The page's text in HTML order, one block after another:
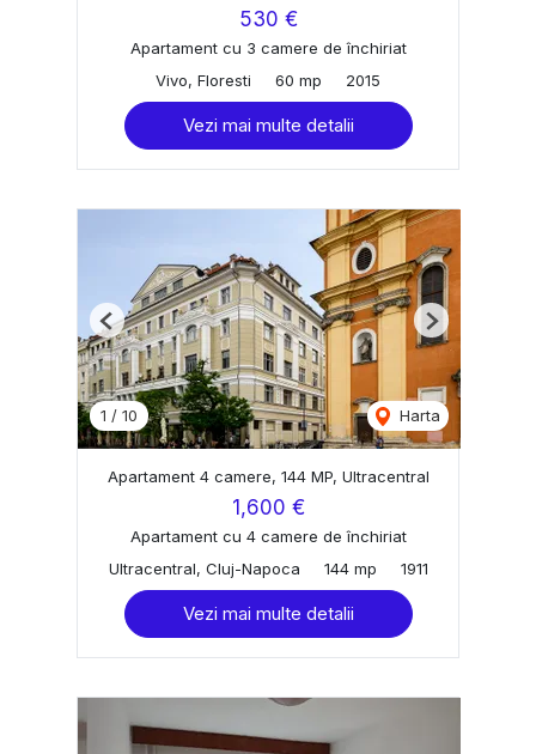
530 €
Apartament cu 3 camere de închiriat
Vivo, Floresti
60 mp 2015
Vezi mai multe detalii
1 / 10 Harta
Previous Next
Apartament 4 camere, 144 MP, Ultracentral
1,600 €
Apartament cu 4 camere de închiriat
Ultracentral, Cluj-Napoca
144 mp 1911
Vezi mai multe detalii